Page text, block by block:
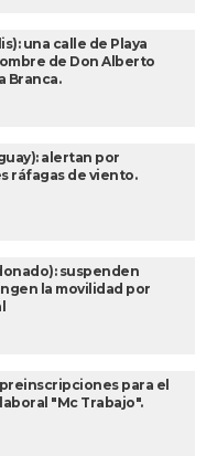
una calle de Playa
de Don Alberto
Branca.
alertan por
ráfagas de viento.
suspenden
la movilidad por
para el
"Mc Trabajo".